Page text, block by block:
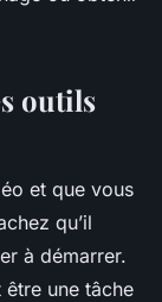
outils
et que vous
qu’il
à démarrer.
une tâche